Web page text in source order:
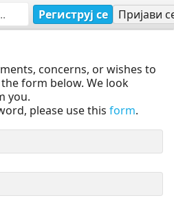
Региструј се Пријави
concerns, or wishes to
form below. We look
you.
please use this form.